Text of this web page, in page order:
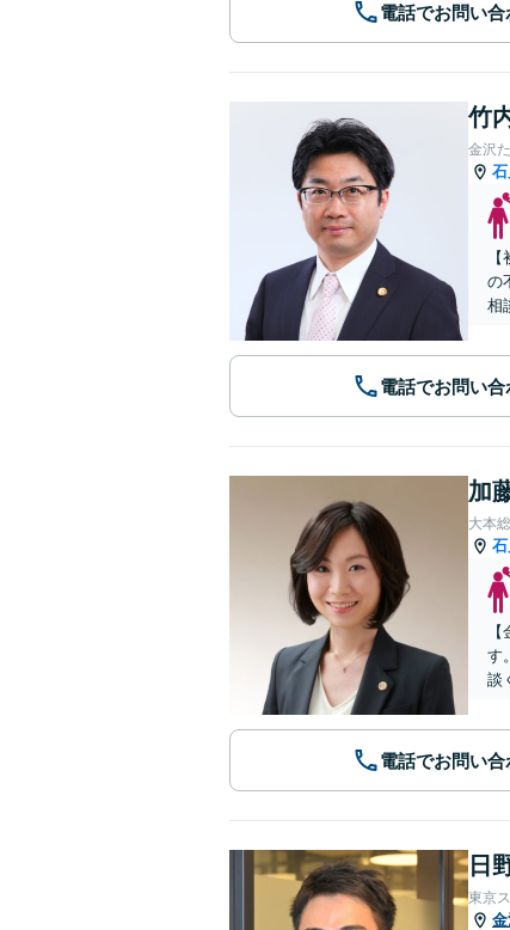
電話でお問い合
竹
金沢
の
相
電話でお問い合
加
大本
す
談
電話でお問い合
日
東京